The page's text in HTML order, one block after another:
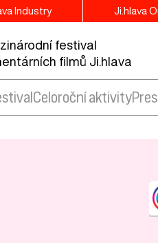
Industry Ji.hlava
festival
filmů Ji.hlava
Celoroční aktivity